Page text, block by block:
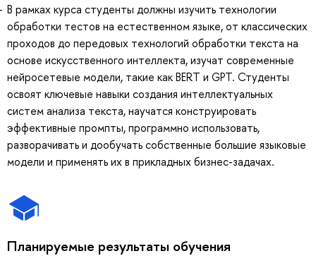
В рамках курса студенты должны изучить технологии
обработки тестов на естественном языке, от классических
проходов до передовых технологий обработки текста на
основе искусственного интеллекта, изучат современные
нейросетевые модели, такие как BERT и GPT. Студенты
освоят ключевые навыки создания интеллектуальных
систем анализа текста, научатся конструировать
эффективные промпты, программно использовать,
разворачивать и дообучать собственные большие языковые
модели и применять их в прикладных бизнес-задачах.
Планируемые результаты обучения